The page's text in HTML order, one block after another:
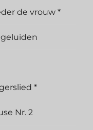
de vrouw *
*
Nr. 2